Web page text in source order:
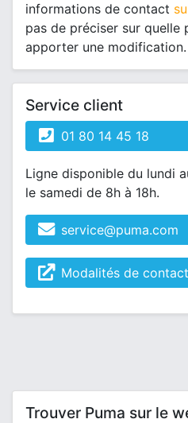
informations de contact
pas de préciser sur quelle
apporter une modification.
Service client
01 80 14 45 18
Ligne disponible du lundi
le samedi de 8h à 18h.
service@puma.com
Modalités de contact
Trouver Puma sur le